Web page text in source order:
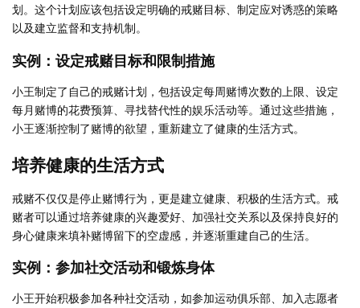
划。这个计划应该包括设定明确的戒赌目标、制定应对诱惑的策略
以及建立监督和支持机制。
实例：设定戒赌目标和限制措施
小王制定了自己的戒赌计划，包括设定每周赌博次数的上限、设定
每月赌博的花费预算、寻找替代性的娱乐活动等。通过这些措施，
小王逐渐控制了赌博的欲望，重新建立了健康的生活方式。
培养健康的生活方式
戒赌不仅仅是停止赌博行为，更是建立健康、积极的生活方式。戒
赌者可以通过培养健康的兴趣爱好、加强社交关系以及保持良好的
身心健康来填补赌博留下的空虚感，并逐渐重建自己的生活。
实例：参加社交活动和锻炼身体
小王开始积极参加各种社交活动，如参加运动俱乐部、加入志愿者